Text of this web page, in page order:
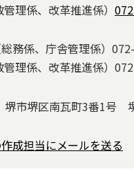
理係、改革推進係）
務係、庁舎管理係）
理係、改革推進係）
市堺区南瓦町3番1号
成担当にメールを送る